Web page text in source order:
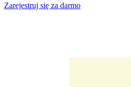
Zarejestruj się za darmo